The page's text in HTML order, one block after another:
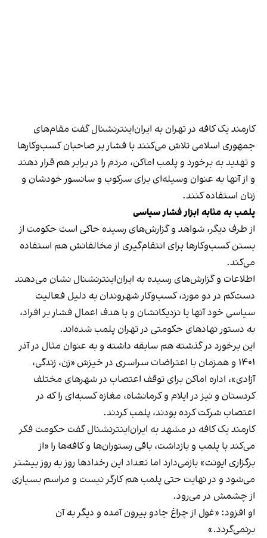
کارمند یک کافه در تهران به ایران‌اینترنشنال گفت مقام‌های
جمهوری اسلامی تلاش می‌کنند با فشار بر صاحبان کسب‌وکارها
و تهدید به برخورد و پلمب اماکن، مردم را در برابر هم قرار دهند
و از آنها به عنوان وسیله‌ای برای سرکوب و سانسور خودشان و
زنان استفاده کنند.
پلمب به مثابه ابزار فشار سیاسی
از طرف دیگر، شواهد و گزارش‌های رسیده حاکی است حکومت از
بستن کسب‌وکارها برای انتقام‌گیری از مخالفانش هم استفاده
می‌کند.
اطلاعات و گزارش‌های رسیده به ایران‌اینترنشنال نشان می‌دهند
دست‌کم در دو مورد، کسب‌وکار شهروندان به دلیل فعالیت
سیاسی خود آنها یا نزدیکانشان و با هدف اعمال فشار بر افراد،
به دستور نهادهای حکومتی در تهران پلمب شده‌اند.
این برخورد در گذشته هم سابقه داشته و به عنوان مثال در آذر
۱۴۰۱ و همزمان با اعتراضات سراسری در خیزش «زن، زندگی،
آزادی»، اداره اماکن برای توقف اعتصاب در شهرهای مختلف
کردستان و نیز در ایلام و کرمانشاه، مغازه کسبه‌ای را که در
اعتصاب شرکت کرده بودند، پلمب کردند.
کارمند یک کافه در مشهد به ایران‌اینترنشنال گفت حکومت فکر
می‌کند با پلمب و بازداشت، باقی رستوران‌ها و کافه‌ها را «از
برگزاری ایونت» بازمی‌دارد اما تعداد این رخدادها روز به روز بیشتر
می‌شود و در نهایت حتی پلمب هم کارگر نیست و مراسم بسیاری
از چشمش در می‌رود.
او افزود: «غول از چراغ جادو بیرون آمده و دیگر به آن
برنمی‎‌گردد.»